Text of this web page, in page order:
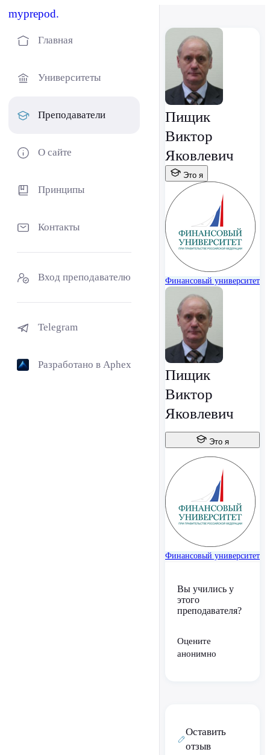
myprepod.
Главная
Университеты
Преподаватели
О сайте
Принципы
Контакты
Вход преподавателю
Telegram
Разработано в Aphex
Пищик
Виктор
Яковлевич
Это я
Финансовый университет
Пищик
Виктор
Яковлевич
Это я
Финансовый университет
Вы учились у
этого
преподавателя?
Оцените
анонимно
Оставить
отзыв